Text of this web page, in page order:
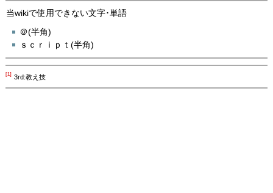
当wikiで使用できない文字･単語
＠(半角)
ｓｃｒｉｐｔ(半角)
[1] 3rd:教え技